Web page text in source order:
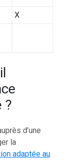
X
?
d’une
la
adaptée au